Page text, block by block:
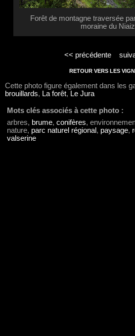
Forêt de montagne traversée
moraine du
<< précédente
RETOUR VERS LES
Cette photo figure également dans les
brouillards, La forêt, Le Jura
Mots clés associés à cette photo :
arbres, brume, conifères,
nature, parc naturel régional, paysage,
valserine